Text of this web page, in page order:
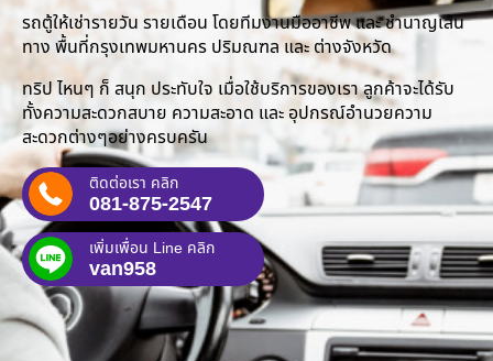
รถตู้ให้เช่ารายวัน รายเดือน โดยทีมงานมืออาชีพ และ ชำนาญเส้น
ทาง พื้นที่กรุงเทพมหานคร ปริมณฑล และ ต่างจังหวัด
ทริป ไหนๆ ก็ สนุก ประทับใจ เมื่อใช้บริการของเรา ลูกค้าจะได้รับ
ทั้งความสะดวกสบาย ความสะอาด และ อุปกรณ์อำนวยความ
สะดวกต่างๆอย่างครบครัน
ติดต่อเรา คลิก
081-875-2547
เพิ่มเพื่อน Line คลิก
van958